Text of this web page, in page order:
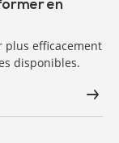
en
plus efficacement
disponibles.